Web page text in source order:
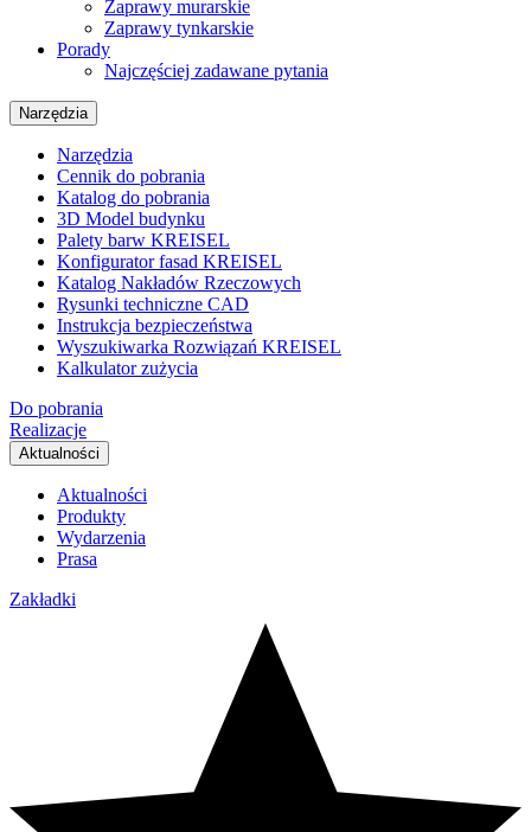
Zaprawy murarskie
Zaprawy tynkarskie
Porady
Najczęściej zadawane pytania
Narzędzia
Narzędzia
Cennik do pobrania
Katalog do pobrania
3D Model budynku
Palety barw KREISEL
Konfigurator fasad KREISEL
Katalog Nakładów Rzeczowych
Rysunki techniczne CAD
Instrukcja bezpieczeństwa
Wyszukiwarka Rozwiązań KREISEL
Kalkulator zużycia
Do pobrania
Realizacje
Aktualności
Aktualności
Produkty
Wydarzenia
Prasa
Zakładki